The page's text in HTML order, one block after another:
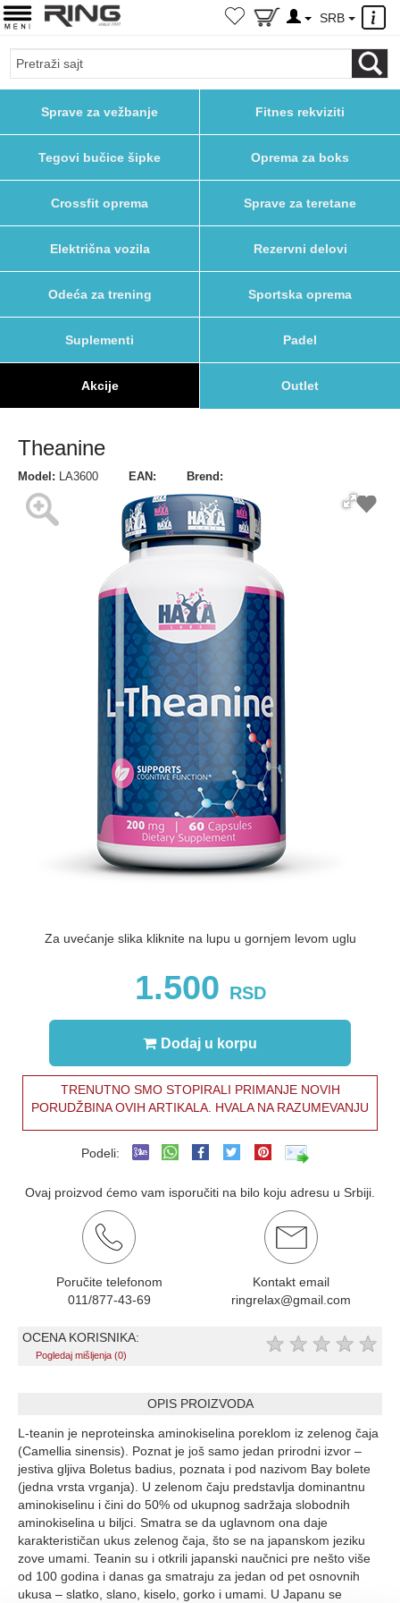
×
SRB
Sprave za vežbanje Fitnes rekviziti
Tegovi bučice šipke Oprema za boks
Crossfit oprema Sprave za teretane
Električna vozila Rezervni delovi
Odeća za trening Sportska oprema
Suplementi Padel
Akcije Outlet
Theanine
Model: LA3600 EAN: Brend:
Za uvećanje slika kliknite na lupu u gornjem levom uglu
1.500 RSD
Dodaj u korpu
TRENUTNO SMO STOPIRALI PRIMANJE NOVIH
PORUDŽBINA OVIH ARTIKALA. HVALA NA RAZUMEVANJU
Podeli:
Ovaj proizvod ćemo vam isporučiti na bilo koju adresu u Srbiji.
Poručite telefonom
011/877-43-69
Kontakt email
ringrelax@gmail.com
OCENA KORISNIKA:
Pogledaj mišljenja (0) ★ ★ ★ ★ ★
OPIS PROIZVODA
L-teanin je neproteinska aminokiselina poreklom iz zelenog čaja
(Camellia sinensis). Poznat je još samo jedan prirodni izvor –
jestiva gljiva Boletus badius, poznata i pod nazivom Bay bolete
(jedna vrsta vrganja). U zelenom čaju predstavlja dominantnu
aminokiselinu i čini do 50% od ukupnog sadržaja slobodnih
aminokiselina u biljci. Smatra se da uglavnom ona daje
karakterističan ukus zelenog čaja, što se na japanskom jeziku
zove umami. Teanin su i otkrili japanski naučnici pre nešto više
od 100 godina i danas ga smatraju za jedan od pet osnovnih
ukusa – slatko, slano, kiselo, gorko i umami. U Japanu se